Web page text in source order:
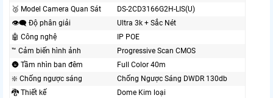
🥉 Model Camera Quan Sát
DS-2CD3166G2H-LIS(U)
👁️‍🗨 Độ phân giải
Ultra 3k + Sắc Nét
🤖️ Công nghệ
IP POE
™️ Cảm biến hình ảnh
Progressive Scan CMOS
🌚 Tầm nhìn ban đêm
Full Color 40m
❇️ Chống ngược sáng
Chống Ngược Sáng DWDR 130db
🐉️ Thiết kế
Dome Kim loại